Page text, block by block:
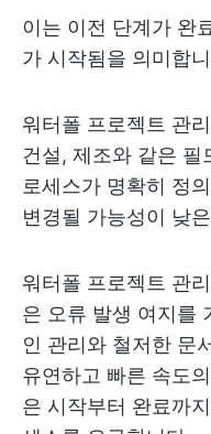
이는 이전 단계가 완
가 시작됨을 의미합
워터폴 프로젝트 관
건설, 제조와 같은 필
로세스가 명확히 정
변경될 가능성이 낮
워터폴 프로젝트 관
은 오류 발생 여지를
인 관리와 철저한 문
유연하고 빠른 속도
은 시작부터 완료까